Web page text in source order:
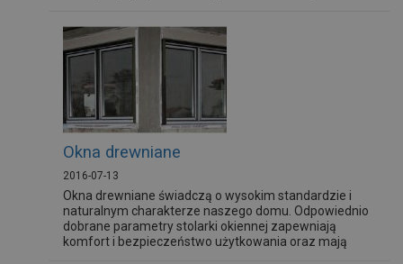
stylem życia.
Okna drewniane
2016-07-13
Okna drewniane świadczą o wysokim standardzie i
naturalnym charakterze naszego domu. Odpowiednio
dobrane parametry stolarki okiennej zapewniają
komfort i bezpieczeństwo użytkowania oraz mają